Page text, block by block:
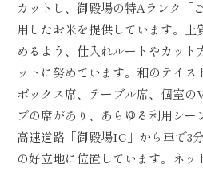
カットし、御殿場の特Aランク「
用したお米を提供しています。上
めるよう、仕入れルートやカット
ットに努めています。和のテイス
ボックス席、テーブル席、個室
プの席があり、あらゆる利用シ
高速道路「御殿場IC」から車で3
の好立地に位置しています。ネッ